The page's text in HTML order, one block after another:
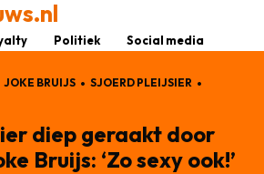
Politiek Social media
JOKE BRUIJS
SJOERD PLEIJSIER
diep geraakt door
Bruijs: ‘Zo sexy ook!’